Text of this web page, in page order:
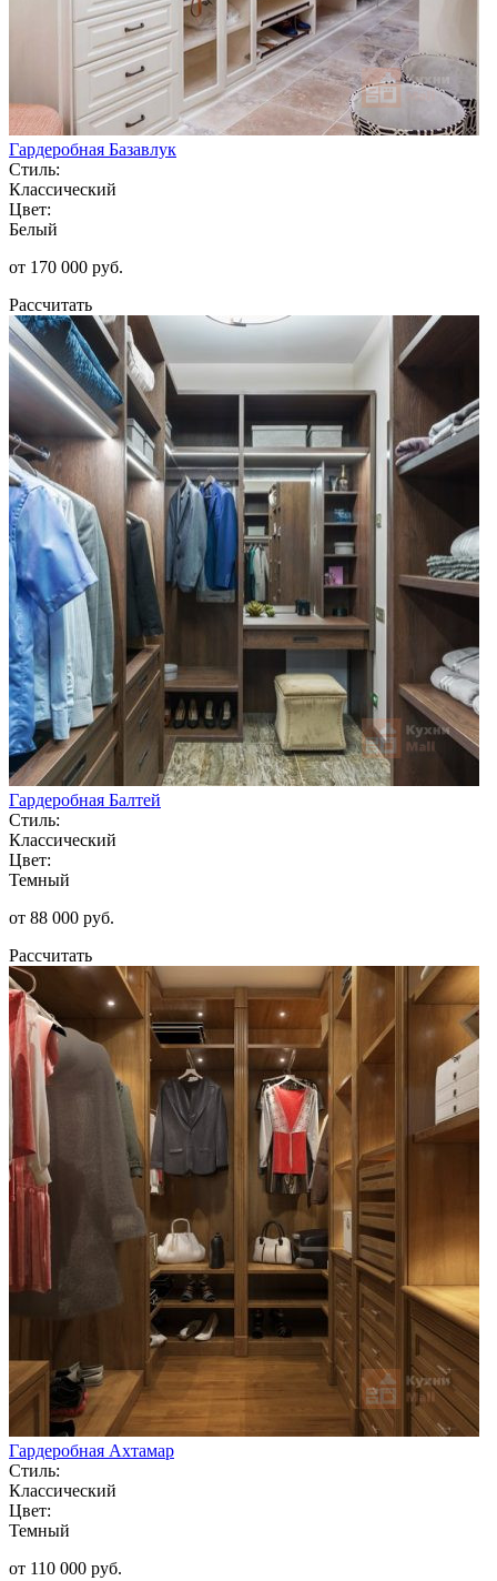
Гардеробная Базавлук
Стиль:
Классический
Цвет:
Белый
от 170 000 руб.
Рассчитать
Гардеробная Балтей
Стиль:
Классический
Цвет:
Темный
от 88 000 руб.
Рассчитать
Гардеробная Ахтамар
Стиль:
Классический
Цвет:
Темный
от 110 000 руб.